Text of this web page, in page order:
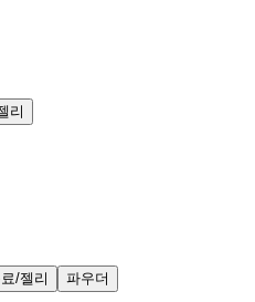
리
/젤리 파우더